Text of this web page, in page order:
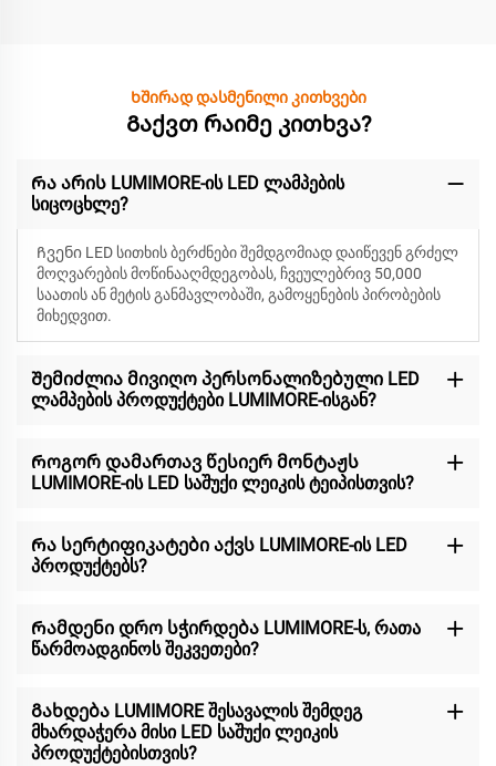
Ხშირად დასმენილი კითხვები
Გაქვთ რაიმე კითხვა?
Რა არის LUMIMORE-ის LED ლამპების
სიცოცხლე?
Ჩვენი LED სითხის ბერძნები შემდგომიად დაიწევენგრძელ
მოღვარების მოწინააღმდეგობას, ჩვეულებრივ 50,000
საათის ან მეტის განმავლობაში, გამოყენების პირობების
მიხედვით.
Შემიძლია მივიღო პერსონალიზებული LED
ლამპების პროდუქტები LUMIMORE-ისგან?
Როგორ დამართავ წესიერ მონტაჟს
LUMIMORE-ის LED საშუქი ლეიკის ტეიპისთვის?
Რა სერტიფიკატები აქვს LUMIMORE-ის LED
პროდუქტებს?
Რამდენი დრო სჭირდება LUMIMORE-ს, რათა
წარმოადგინოს შეკვეთები?
Გახდება LUMIMORE შესავალის შემდეგ
მხარდაჭერა მისი LED საშუქი ლეიკის
პროდუქტებისთვის?